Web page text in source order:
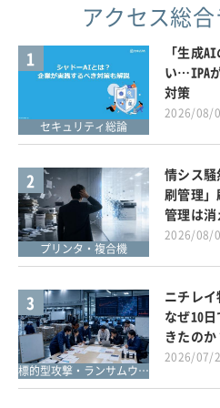
アクセス総
1
セキュリティ総論
「生成
い…IPA
対策
2026/08/
2
プリンタ・複合機
情シス騒
刷管理
管理は
2026/08/
3
標的型攻撃・ランサムウェア対策
ニチレイ
なぜ10
きたのか
2026/07/